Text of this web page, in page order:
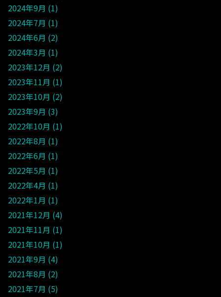
2024年9月 1
2024年7月 1
2024年6月 2
2024年3月 1
2023年12月 2
2023年11月 1
2023年10月 2
2023年9月 3
2022年10月 1
2022年8月 1
2022年6月 1
2022年5月 1
2022年4月 1
2022年1月 1
2021年12月 4
2021年11月 1
2021年10月 1
2021年9月 4
2021年8月 2
2021年7月 5